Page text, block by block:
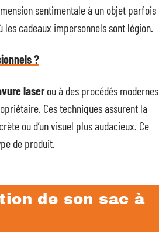
sentimentale à un objet parfois
cadeaux impersonnels sont légion.
?
laserou à des procédés modernes
Ces techniques assurent la
ou d’un visuel plus audacieux. Ce
de produit.
de son sac à